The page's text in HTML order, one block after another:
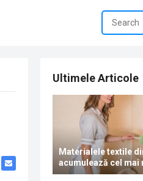
Ultimele Articole
Materialele textile
acumulează cel mai